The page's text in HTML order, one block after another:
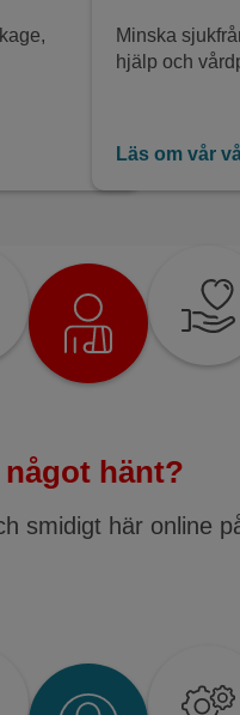
Minska
hjälp och
Läs om vår
något hänt?
smidigt här online